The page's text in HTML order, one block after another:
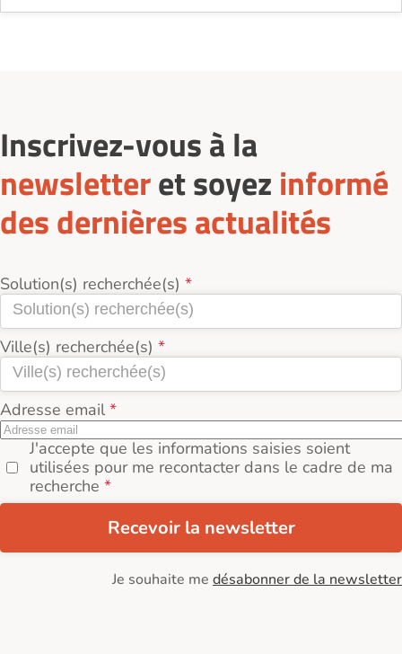
Inscrivez-vous à la
newsletteret soyez informé
des dernières actualités
Solution(s) recherchée(s)
Ville(s) recherchée(s)
Adresse email
J'accepte que les informations saisies soient
utilisées pour me recontacter dans le cadre de ma
recherche
Recevoir la newsletter
Je souhaite me désabonner de la newsletter